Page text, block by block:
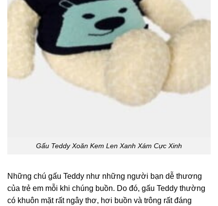
Gấu Teddy Xoăn Kem Len Xanh Xám Cực Xinh
Những chú gấu Teddy như những người bạn dễ thương
của trẻ em mỗi khi chúng buồn. Do đó, gấu Teddy thường
có khuôn mặt rất ngây thơ, hơi buồn và trông rất đáng